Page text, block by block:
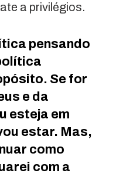
a privilégios.
pensando
Se for
e da
esteja em
estar. Mas,
como
com a